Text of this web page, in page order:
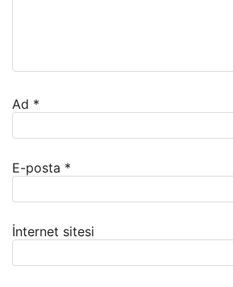
Ad *
E-posta *
İnternet sitesi